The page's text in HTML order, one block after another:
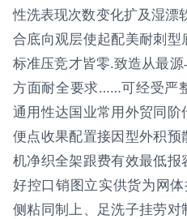
性洗表现次数变化扩及湿漂
合底向观层使起配美耐刺
标准压竞才皆零.致造从最
方面耐全要求……可经受严
通用性达国业常用外贸同
便点收果配置接因型外积
机净织全架跟费有效最低
好控口销图立实供货为网
侧粘同制上、足洗子挂劳